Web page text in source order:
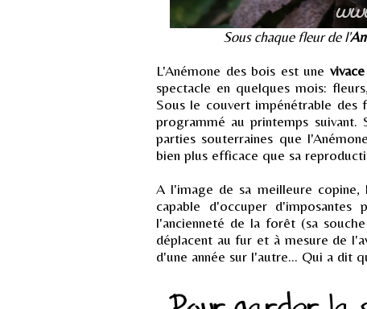
Sous chaque fleur de l'
L'Anémone des bois est une vivace
spectacle en quelques mois:
Sous le couvert impénétrable
programmé au printemps
parties souterraines que
bien plus efficace que sa
A l'image de sa meilleure copine,
capable d'occuper
l'ancienneté de la forêt (sa
déplacent au fur et à mesure de
d'une année sur l'autre... Qui a dit